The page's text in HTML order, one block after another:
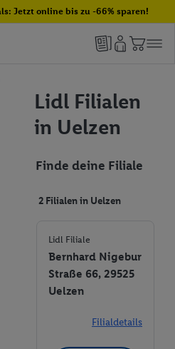
Jetzt online bis zu -66% sparen!
Lidl Filialen
in Uelzen
Finde deine Filiale
2 Filialen in Uelzen
Lidl Filiale
Bernhard Nigebur
Straße 66, 29525
Uelzen
Filialdetails